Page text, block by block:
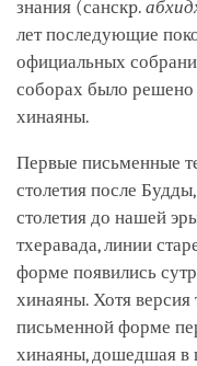
знания (санскp.
лет последующие
официальных
соборах было решено
хинаяны.
Первые письменные
столетия после
столетия до нашей
тхеравада, линии
форме появились
хинаяны. Хотя версия
письменной форме
хинаяны, дошедшая в